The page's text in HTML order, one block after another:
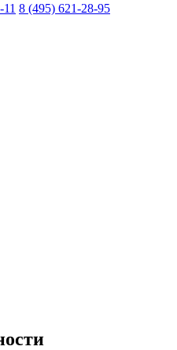
8 (495) 621-28-95